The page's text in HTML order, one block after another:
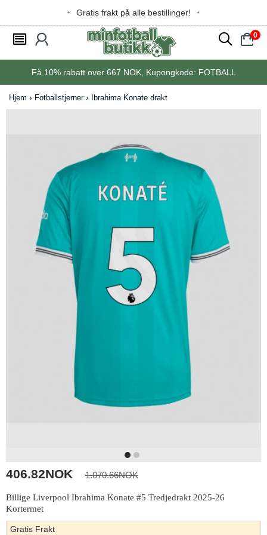
Gratis frakt på alle bestillinger!
󰂩 󰃳 󰂨 0
󰃠
Få 10%rabatt over 667 NOK, Kupongkode: FOTBALL
Hjem Fotballstjerner Ibrahima Konate drakt
406.82NOK 1.070.66NOK
Billige Liverpool Ibrahima Konate #5 Tredjedrakt 2025-26
Kortermet
Gratis Frakt